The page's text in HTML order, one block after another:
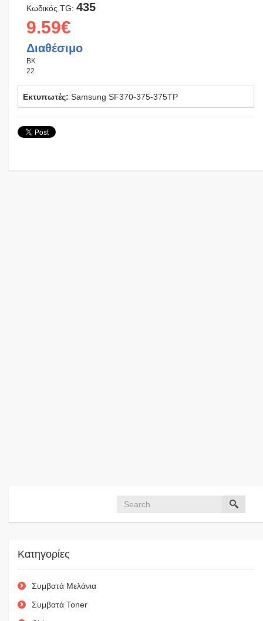
Κωδικός TG: 435
9.59€
Διαθέσιμο
BK
22
Εκτυπωτές: Samsung SF370-375-375TP
Κατηγορίες
Συμβατά Μελάνια
Συμβατά Toner